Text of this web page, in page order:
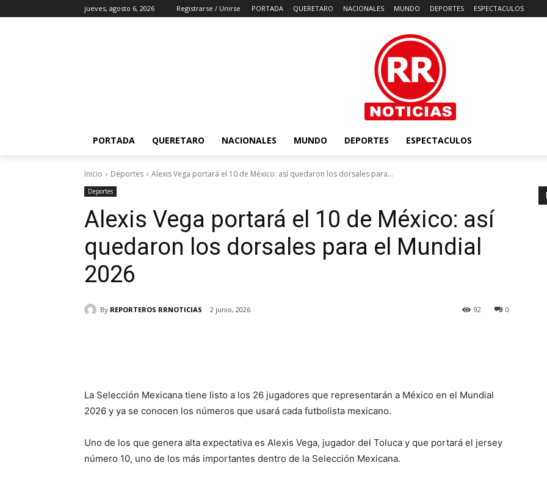
jueves, agosto 6, 2026 Registrarse / Unirse PORTADA QUERETARO NACIONALES MUNDO DEPORTES ESPECTACULOS
PORTADA QUERETARO NACIONALES MUNDO DEPORTES ESPECTACULOS
Inicio Deportes Alexis Vega portará el 10 de México: así quedaron los dorsales para...
Deportes
Alexis Vega portará el 10 de México: así
quedaron los dorsales para el Mundial
2026
By REPORTEROS RRNOTICIAS 2 junio, 2026 0
92
La Selección Mexicana tiene listo a los 26 jugadores que representarán a México en el Mundial
2026 y ya se conocen los números que usará cada futbolista mexicano.
Uno de los que genera alta expectativa es Alexis Vega, jugador del Toluca y que portará el jersey
número 10, uno de los más importantes dentro de la Selección Mexicana.